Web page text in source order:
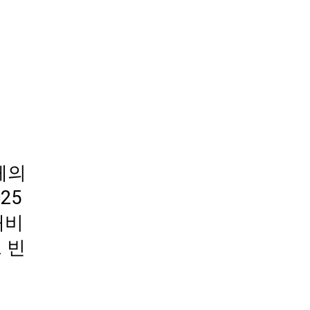
의
빈